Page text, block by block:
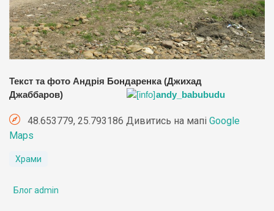
Текст та фото Андрія Бондаренка (Джихад
Джаббаров)
andy_babubudu
48.653779, 25.793186 Дивитись на мапі Google
Maps
Храми
Блог admin